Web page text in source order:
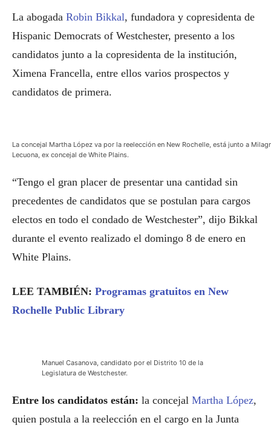
La abogada Robin Bikkal, fundadora y copresidenta de
Hispanic Democrats of Westchester, presento a los
candidatos junto a la copresidenta de la institución,
Ximena Francella, entre ellos varios prospectos y
candidatos de primera.
La concejal Martha López va por la reelección en New Rochelle, está junto a
Lecuona, ex concejal de White Plains.
“Tengo el gran placer de presentar una cantidad sin
precedentes de candidatos que se postulan para cargos
electos en todo el condado de Westchester”, dijo Bikkal
durante el evento realizado el domingo 8 de enero en
White Plains.
LEE TAMBIÉN: Programas gratuitos en New
Rochelle Public Library
Manuel Casanova, candidato por el Distrito 10 de la
Legislatura de Westchester.
Entre los candidatos están: la concejal Martha López,
quien postula a la reelección en el cargo en la Junta